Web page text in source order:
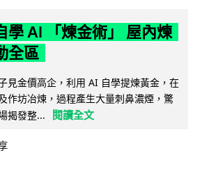
學 AI 「煉金術」 屋內煉
全區
見金價高企，利用 AI 自學提煉黃金，在
作坊冶煉，過程產生大量刺鼻濃煙，驚
揭發整...
閱讀全文